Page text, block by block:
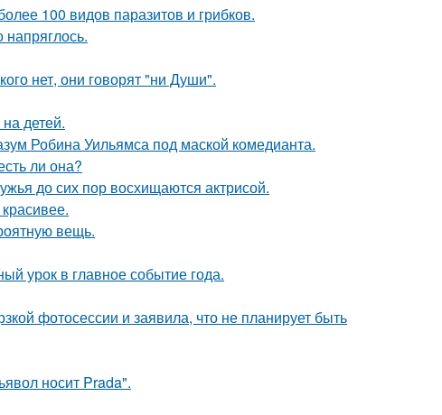
100 видов паразитов и грибков.
напряглось.
нет, они говорят "ни Души".
детей.
Робина Уильямса под маской комедианта.
ли она?
до сих пор восхищаются актрисой.
вещь.
урок в главное событие года.
фотосессии и заявила, что не планирует быть
носит Prada".